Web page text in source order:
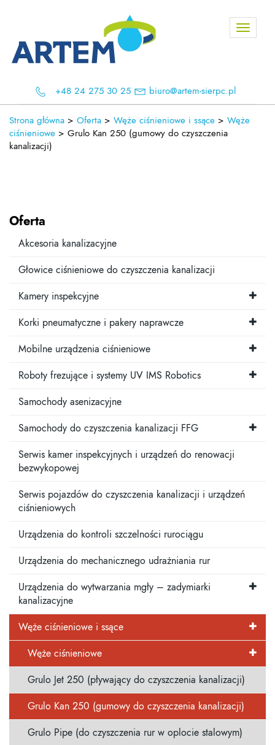
Toggle
+48 24 275 30 25 biuro@artem-sierpc.pl
Strona główna > Oferta > Węże ciśnieniowe i ssące > Węże
ciśnieniowe > Grulo Kan 250 (gumowy do czyszczenia
kanalizacji)
Oferta
Akcesoria kanalizacyjne
Głowice ciśnieniowe do czyszczenia kanalizacji
Kamery inspekcyjne
Korki pneumatyczne i pakery naprawcze
Mobilne urządzenia ciśnieniowe
Roboty frezujące i systemy UV IMS Robotics
Samochody asenizacyjne
Samochody do czyszczenia kanalizacji FFG
Serwis kamer inspekcyjnych i urządzeń do renowacji
bezwykopowej
Serwis pojazdów do czyszczenia kanalizacji i urządzeń
ciśnieniowych
Urządzenia do kontroli szczelności rurociągu
Urządzenia do mechanicznego udrażniania rur
Urządzenia do wytwarzania mgły – zadymiarki
kanalizacyjne
Węże ciśnieniowe i ssące
Węże ciśnieniowe
Grulo Jet 250 (pływający do czyszczenia kanalizacji)
Grulo Kan 250 (gumowy do czyszczenia kanalizacji)
Grulo Pipe (do czyszczenia rur w oplocie stalowym)